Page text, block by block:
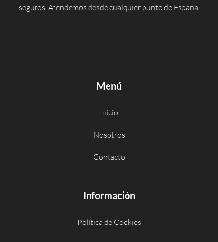
seguros. Atendemos desde cualquier punto de España.
Menú
Inicio
Nosotros
Contacto
Información
Política de Cookies